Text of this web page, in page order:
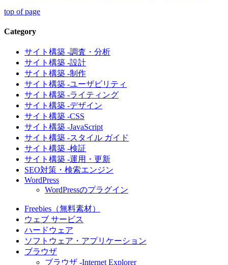
top of page
Category
サイト構築 -調査・分析
サイト構築 -設計
サイト構築 -制作
サイト構築 -ユーザビリティ
サイト構築 -ライティング
サイト構築 -デザイン
サイト構築 -CSS
サイト構築 -JavaScript
サイト構築 -スタイル ガイド
サイト構築 -検証
サイト構築 -運用・更新
SEO対策・検索エンジン
WordPress
WordPressのプラグイン
Freebies（無料素材）
ウェブ サービス
ハードウェア
ソフトウェア・アプリケーション
ブラウザ
ブラウザ -Internet Explorer